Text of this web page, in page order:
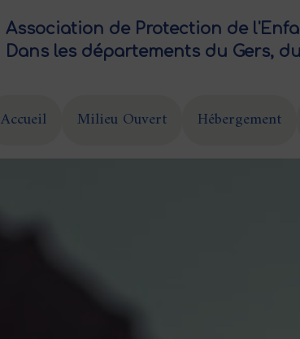
Association de Protection de
Dans les départements du Gers,
Accueil Milieu Ouvert Hébergement